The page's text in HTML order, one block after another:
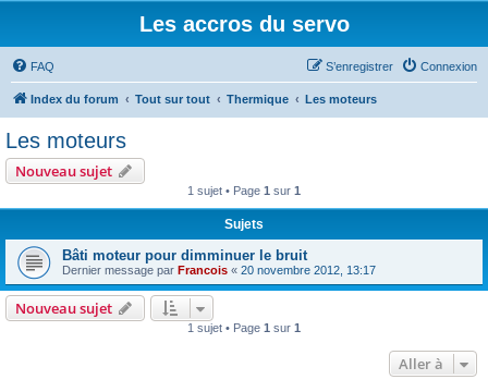
Les accros du servo
FAQ Connexion
S’enregistrer
Index du forum Tout sur tout Thermique Les moteurs
Les moteurs
Nouveau sujet
1 sujet • Page 1 sur 1
Sujets
Bâti moteur pour dimminuer le bruit
Dernier message par Francois « 20 novembre 2012, 13:17
Nouveau sujet
1 sujet • Page 1 sur 1
Aller à